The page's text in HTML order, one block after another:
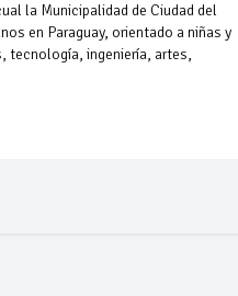
la Municipalidad de Ciudad del
en Paraguay, orientado a niñas y
tecnología, ingeniería, artes,